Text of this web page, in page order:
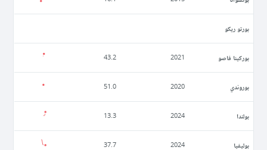
بورتو ريكو
بوركينا فاصو 2021
43.2
بوروندي 2020
51.0
بولندا 2024
13.3
بوليفيا 2024
37.7